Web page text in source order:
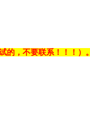
的，不要联系！！！）。